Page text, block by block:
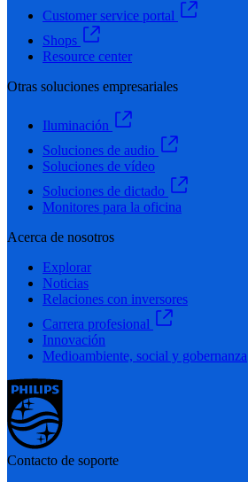
Customer service portal
Shops
Resource center
Otras soluciones empresariales
Iluminación
Soluciones de audio
Soluciones de vídeo
Soluciones de dictado
Monitores para la oficina
Acerca de nosotros
Explorar
Noticias
Relaciones con inversores
Carrera profesional
Innovación
Medioambiente, social y gobernanza
Contacto de soporte